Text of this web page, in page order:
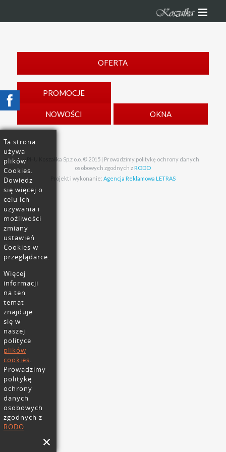
OFERTA
PROMOCJE
NOWOŚCI OKNA
PHU Koszałka Sp.z o.o. © 2015 | Prowadzimy politykę ochrony danych
osobowych zgodnych z RODO
Projekt i wykonanie: Agencja Reklamowa LETRAS
Ta strona
używa
plików
Cookies.
Dowiedz
się więcej o
celu ich
używania i
możliwości
zmiany
ustawień
Cookies w
przeglądarce.
Więcej
informacji
na ten
temat
znajduje
się w
naszej
polityce
plików
cookies.
Prowadzimy
politykę
ochrony
danych
osobowych
zgodnych z
RODO